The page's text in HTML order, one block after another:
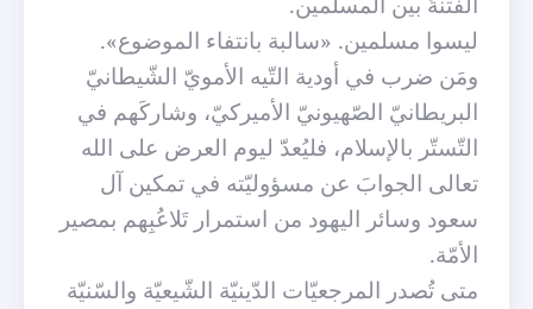
ليسوا مسلمين. «سالبة بانتفاء الموضوع».
ومَن ضرب في أودية التّيه الأمويّ الشّيطانيّ
البريطانيّ الصّهيونيّ الأميركيّ، وشاركَهم في
التّستّر بالإسلام، فليُعدّ ليوم العرض على الله
تعالى الجوابَ عن مسؤوليّته في تمكين آل
سعود وسائر اليهود من استمرار تَلاعُبِهم بمصير
الأمّة.
متى تُصدر المرجعيّات الدّينيّة الشّيعيّة والسّنيّة